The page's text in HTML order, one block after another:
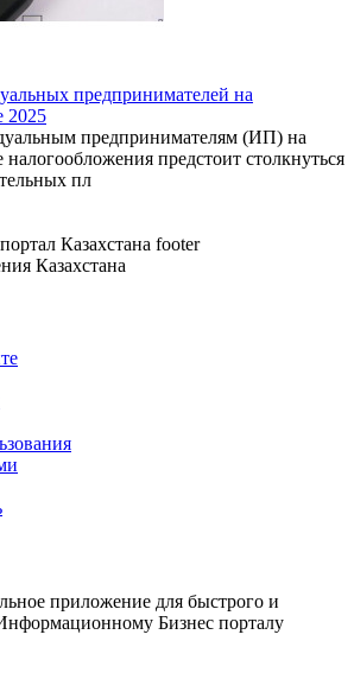
предпринимателей на
2025
предпринимателям (ИП) на
предстоит столкнуться
пл
Казахстана
приложение для быстрого и
Бизнес порталу